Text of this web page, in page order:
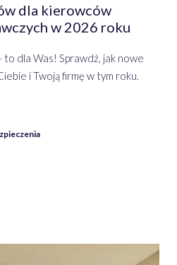
dla kierowców
w 2026 roku
dla Was! Sprawdź, jak nowe
i Twoją firmę w tym roku.